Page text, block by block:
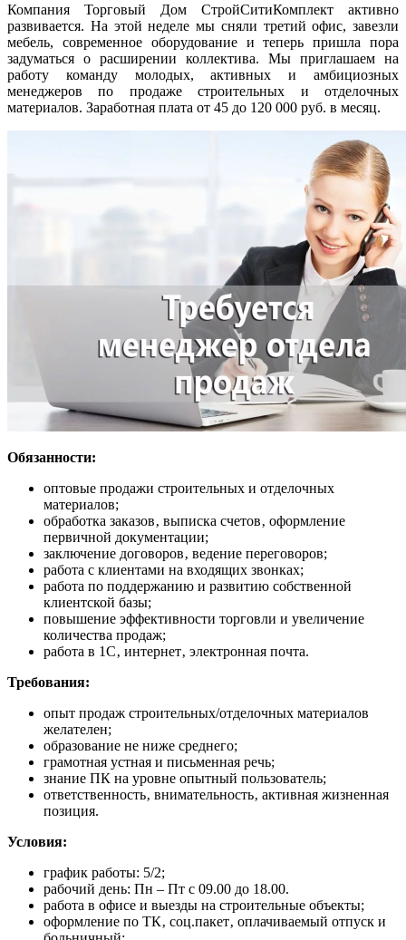
Компания Торговый Дом СтройСитиКомплект активно
развивается. На этой неделе мы сняли третий офис, завезли
мебель, современное оборудование и теперь пришла пора
задуматься о расширении коллектива. Мы приглашаем на
работу команду молодых, активных и амбициозных
менеджеров по продаже строительных и отделочных
материалов. Заработная плата от 45 до 120 000 руб. в месяц.
Обязанности:
оптовые продажи строительных и отделочных
материалов;
обработка заказов‚ выписка счетов‚ оформление
первичной документации;
заключение договоров‚ ведение переговоров;
работа с клиентами на входящих звонках;
работа по поддержанию и развитию собственной
клиентской базы;
повышение эффективности торговли и увеличение
количества продаж;
работа в 1С‚ интернет‚ электронная почта.
Требования:
опыт продаж строительных/отделочных материалов
желателен;
образование не ниже среднего;
грамотная устная и письменная речь;
знание ПК на уровне опытный пользователь;
ответственность‚ внимательность‚ активная жизненная
позиция.
Условия:
график работы: 5/2;
рабочий день: Пн – Пт с 09.00 до 18.00.
работа в офисе и выезды на строительные объекты;
оформление по ТК‚ соц.пакет‚ оплачиваемый отпуск и